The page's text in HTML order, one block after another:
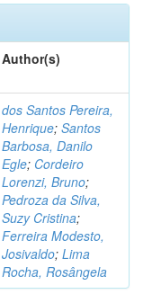
Author(s)
dos Santos Pereira,
Henrique; Santos
Barbosa, Danilo
Egle; Cordeiro
Lorenzi, Bruno;
Pedroza da Silva,
Suzy Cristina;
Ferreira Modesto,
Josivaldo; Lima
Rocha, Rosângela